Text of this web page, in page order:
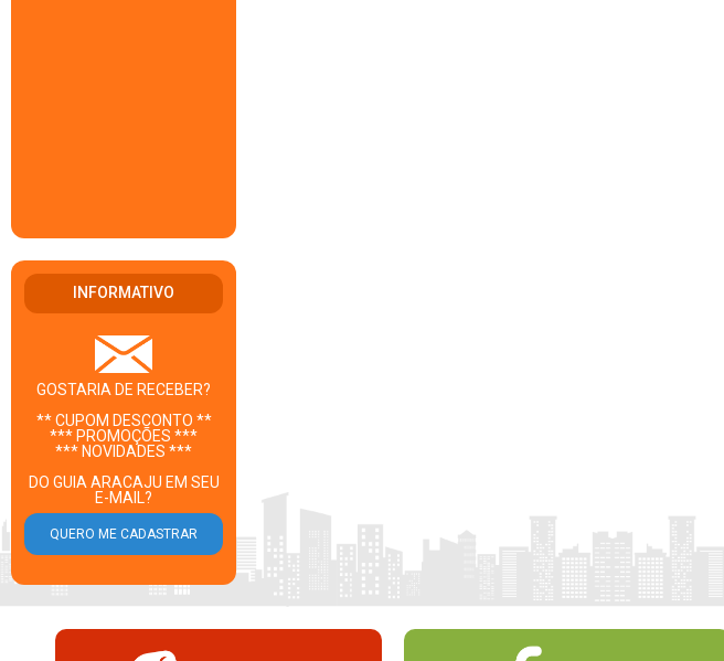
INFORMATIVO
GOSTARIA DE RECEBER?
** CUPOM DESCONTO **
*** PROMOÇÕES ***
*** NOVIDADES ***
DO GUIA ARACAJU EM SEU
E-MAIL?